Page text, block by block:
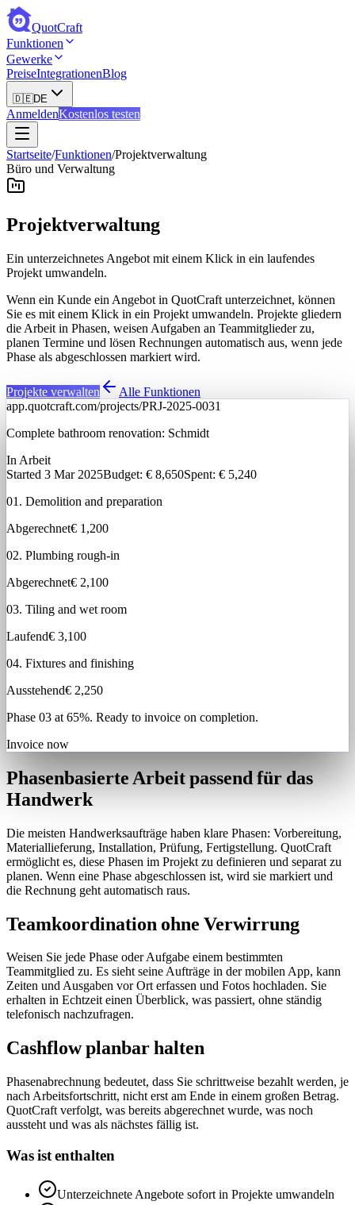
QuotCraft
Funktionen
Gewerke
PreiseIntegrationenBlog
🇩🇪DE
AnmeldenKostenlos testen
Startseite/Funktionen/Projektverwaltung
Büro und Verwaltung
Projektverwaltung
Ein unterzeichnetes Angebot mit einem Klick in ein laufendes
Projekt umwandeln.
Wenn ein Kunde ein Angebot in QuotCraft unterzeichnet, können
Sie es mit einem Klick in ein Projekt umwandeln. Projekte gliedern
die Arbeit in Phasen, weisen Aufgaben an Teammitglieder zu,
planen Termine und lösen Rechnungen automatisch aus, wenn jede
Phase als abgeschlossen markiert wird.
Projekte verwalten
Alle Funktionen
app.quotcraft.com/projects/PRJ-2025-0031
Complete bathroom renovation: Schmidt
In Arbeit
Started 3 Mar 2025Budget: € 8,650Spent: € 5,240
01. Demolition and preparation
Abgerechnet€ 1,200
02. Plumbing rough-in
Abgerechnet€ 2,100
03. Tiling and wet room
Laufend€ 3,100
04. Fixtures and finishing
Ausstehend€ 2,250
Phase 03 at 65%. Ready to invoice on completion.
Invoice now
Phasenbasierte Arbeit passend für das
Handwerk
Die meisten Handwerksaufträge haben klare Phasen: Vorbereitung,
Materiallieferung, Installation, Prüfung, Fertigstellung. QuotCraft
ermöglicht es, diese Phasen im Projekt zu definieren und separat zu
planen. Wenn eine Phase abgeschlossen ist, wird sie markiert und
die Rechnung geht automatisch raus.
Teamkoordination ohne Verwirrung
Weisen Sie jede Phase oder Aufgabe einem bestimmten
Teammitglied zu. Es sieht seine Aufträge in der mobilen App, kann
Zeiten und Ausgaben vor Ort erfassen und Fotos hochladen. Sie
erhalten in Echtzeit einen Überblick, was passiert, ohne ständig
telefonisch nachzufragen.
Cashflow planbar halten
Phasenabrechnung bedeutet, dass Sie schrittweise bezahlt werden, je
nach Arbeitsfortschritt, nicht erst am Ende in einem großen Betrag.
QuotCraft verfolgt, was bereits abgerechnet wurde, was noch
aussteht und was als nächstes fällig ist.
Was ist enthalten
Unterzeichnete Angebote sofort in Projekte umwandeln